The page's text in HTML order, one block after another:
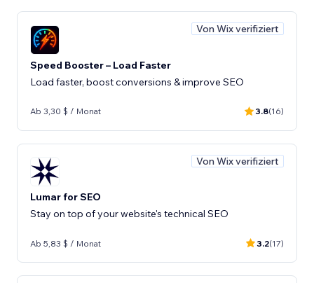
Von Wix verifiziert
Speed Booster – Load Faster
Load faster, boost conversions & improve SEO
Ab 3,30 $ / Monat 3.8(16)
Von Wix verifiziert
Lumar for SEO
Stay on top of your website's technical SEO
Ab 5,83 $ / Monat 3.2(17)